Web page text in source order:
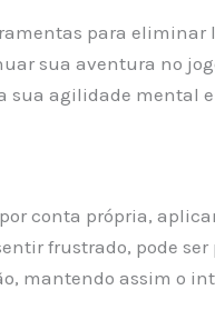
para
sua aventura no
agilidade mental
conta própria,
frustrado, pode
mantendo assim o